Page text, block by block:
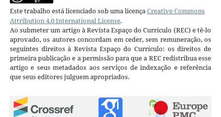
Este trabalho está licenciado sob uma licençaCreative Commons
Attribution 4.0 International License.
Ao submeter um artigo à Revista Espaço do Currículo (REC) e tê-lo
aprovado, os autores concordam em ceder, sem remuneração, os
seguintes direitos à Revista Espaço do Currículo: os direitos de
primeira publicação e a permissão para que a REC redistribua esse
artigo e seus metadados aos serviços de indexação e referência
que seus editores julguem apropriados.